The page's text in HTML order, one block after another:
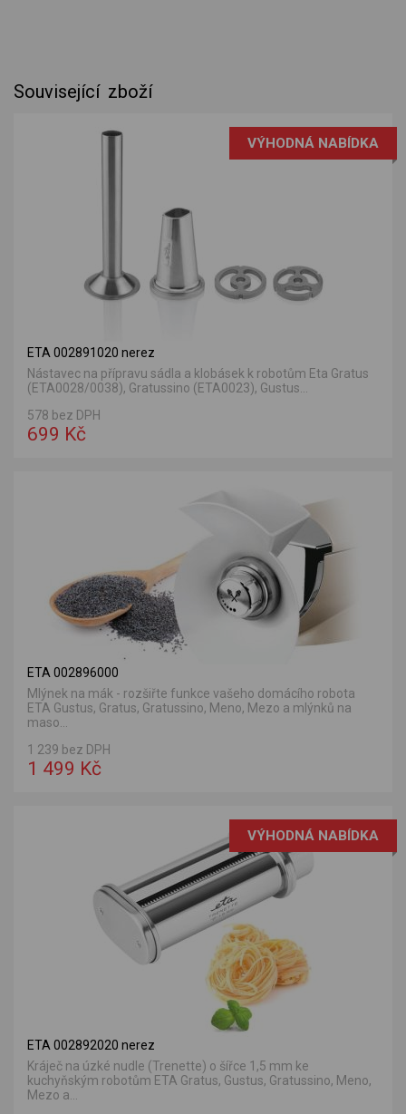
Související zboží
VÝHODNÁ NABÍDKA
ETA 002891020 nerez
Nástavec na přípravu sádla a klobásek k robotům Eta Gratus
(ETA0028/0038), Gratussino (ETA0023), Gustus...
578 bez DPH
699 Kč
ETA 002896000
Mlýnek na mák - rozšiřte funkce vašeho domácího robota
ETA Gustus, Gratus, Gratussino, Meno, Mezo a mlýnků na
maso...
1 239 bez DPH
1 499 Kč
VÝHODNÁ NABÍDKA
ETA 002892020 nerez
Kráječ na úzké nudle (Trenette) o šířce 1,5 mm ke
kuchyňským robotům ETA Gratus, Gustus, Gratussino, Meno,
Mezo a...